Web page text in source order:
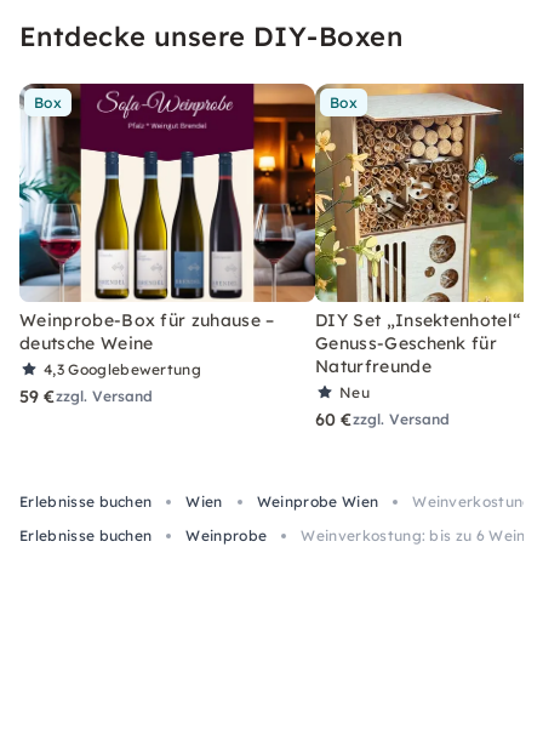
Entdecke unsere DIY-Boxen
Box
Weinprobe-Box für zuhause –
deutsche Weine
4,3Googlebewertung
59 €zzgl. Versand
Box
DIY Set „Insektenhotel“ –
Genuss-Geschenk für
Naturfreunde
Neu
60 €zzgl. Versand
Erlebnisse buchen Wien Weinprobe Wien
Weinverkostung:
Erlebnisse buchen
Weinprobe Weinverkostung: bis zu 6 Weine